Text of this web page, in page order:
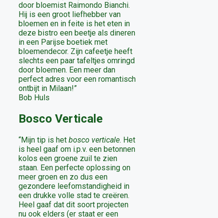
door bloemist Raimondo Bianchi.
Hij is een groot liefhebber van
bloemen en in feite is het eten in
deze bistro een beetje als dineren
in een Parijse boetiek met
bloemendecor. Zijn cafeetje heeft
slechts een paar tafeltjes omringd
door bloemen. Een meer dan
perfect adres voor een romantisch
ontbijt in Milaan!”
Bob Huls
Bosco Verticale
“Mijn tip is het bosco verticale. Het
is heel gaaf om i.p.v. een betonnen
kolos een groene zuil te zien
staan. Een perfecte oplossing on
meer groen en zo dus een
gezondere leefomstandigheid in
een drukke volle stad te creëren.
Heel gaaf dat dit soort projecten
nu ook elders (er staat er een